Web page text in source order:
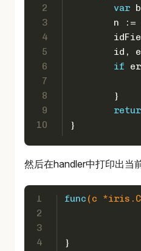
2
3
4
5
6
7
8
9
10
var
n
id,
if
	}
}
然后在handler中打印出当
1
2
3
4
func (c
}